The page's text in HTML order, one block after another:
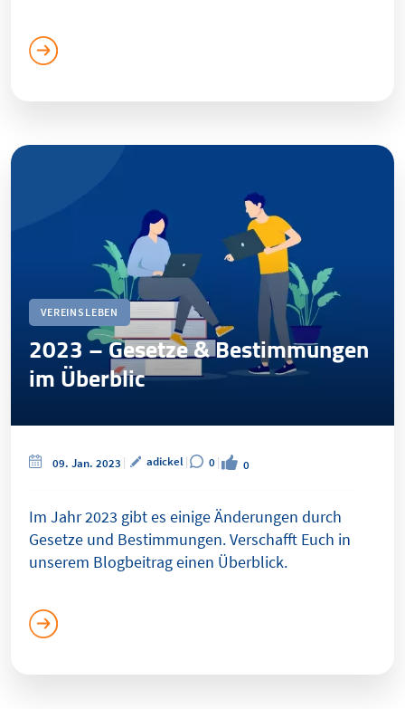
VEREINSLEBEN
2023 – Gesetze & Bestimmungen
im Überblic
09. Jan. 2023 adickel 0 0
Im Jahr 2023 gibt es einige Änderungen durch
Gesetze und Bestimmungen. Verschafft Euch in
unserem Blogbeitrag einen Überblick.